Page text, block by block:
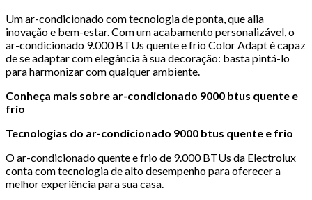
Um ar-condicionado com tecnologia de ponta, que alia
inovação e bem-estar. Com um acabamento personalizável, o
ar-condicionado 9.000 BTUs quente e frio Color Adapt é capaz
de se adaptar com elegância à sua decoração: basta pintá-lo
para harmonizar com qualquer ambiente.
Conheça mais sobre ar-condicionado 9000 btus quente e
frio
Tecnologias do ar-condicionado 9000 btus quente e frio
O ar-condicionado quente e frio de 9.000 BTUs da Electrolux
conta com tecnologia de alto desempenho para oferecer a
melhor experiência para sua casa.